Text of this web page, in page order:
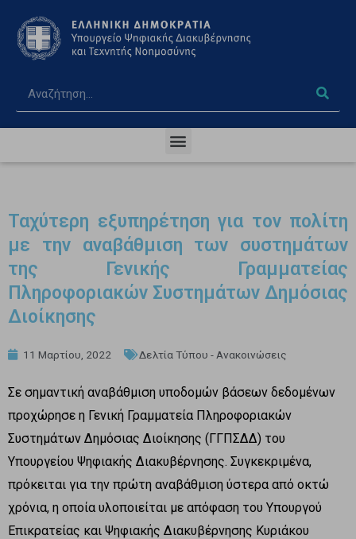
Ταχύτερη εξυπηρέτηση για τον πολίτη
με την αναβάθμιση των συστημάτων
της Γενικής Γραμματείας
Πληροφοριακών Συστημάτων Δημόσιας
Διοίκησης
11 Μαρτίου, 2022 Δελτία Τύπου - Ανακοινώσεις
Σε σημαντική αναβάθμιση υποδομών βάσεων δεδομένων
προχώρησε η Γενική Γραμματεία Πληροφοριακών
Συστημάτων Δημόσιας Διοίκησης (ΓΓΠΣΔΔ) του
Υπουργείου Ψηφιακής Διακυβέρνησης. Συγκεκριμένα,
πρόκειται για την πρώτη αναβάθμιση ύστερα από οκτώ
χρόνια, η οποία υλοποιείται με απόφαση του Υπουργού
Επικρατείας και Ψηφιακής Διακυβέρνησης Κυριάκου